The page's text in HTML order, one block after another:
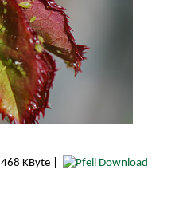
468 KByte | Download